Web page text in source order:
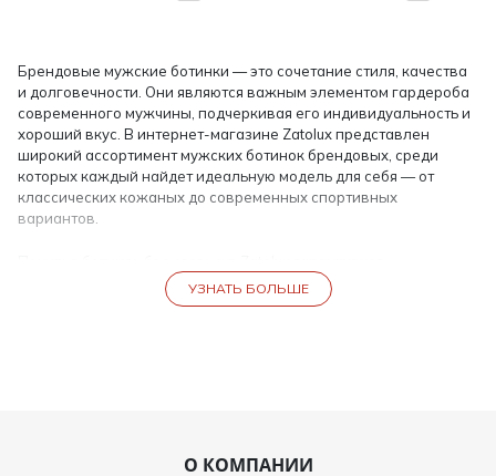
Брендовые мужские ботинки — это сочетание стиля, качества
и долговечности. Они являются важным элементом гардероба
современного мужчины, подчеркивая его индивидуальность и
хороший вкус. В интернет-магазине Zatolux представлен
широкий ассортимент мужских ботинок брендовых, среди
которых каждый найдет идеальную модель для себя — от
классических кожаных до современных спортивных
вариантов.
оригинальность и высокое качество изделий. Наш аутлет
предлагает только официальные коллекции от известных
УЗНАТЬ БОЛЬШЕ
О КОМПАНИИ